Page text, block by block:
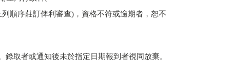
順序莊訂俾利審查)，資格不符或逾期者，恕不
取者或通知後未於指定日期報到者視同放棄。